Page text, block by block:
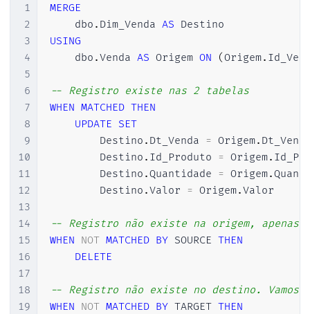
1
2
3
4
5
6
7
8
9
10
11
12
13
14
15
16
17
18
19
MERGE
    dbo
. Dim_Venda AS
USING
    dbo
.Venda AS Origem ON (Origem.
-- Registro existe nas 2 tabelas
WHEN MATCHED THEN
UPDATE SET
        Destino
. Dt_Venda = Origem.
        Destino
. Id_Produto = Origem.
        Destino
.Quantidade = Origem.
        Destino
.Valor = Origem.Valor
-- Registro não existe na origem, apenas
WHEN NOT MATCHED BY SOURCE THEN
DELETE
-- Registro não existe no destino.
WHEN NOT MATCHED BY TARGET THEN